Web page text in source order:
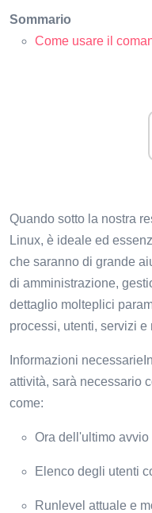
Sommario
Come usare il
Quando sotto la nostra
Linux, è ideale ed
che saranno di grande
di amministrazione,
dettaglio molteplici
processi, utenti, servizi e
Informazioni
attività, sarà necessario
come:
Ora dell'ultimo avvio
Elenco degli utenti
Runlevel attuale e